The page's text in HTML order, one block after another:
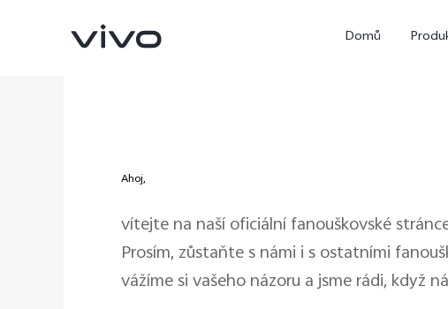
Domů
X300 Pro
Ahoj,
vítejte na naší oficiální fanouškovské
Prosím, zůstaňte s námi i s ostatními
vážíme si vašeho názoru a jsme rádi, když